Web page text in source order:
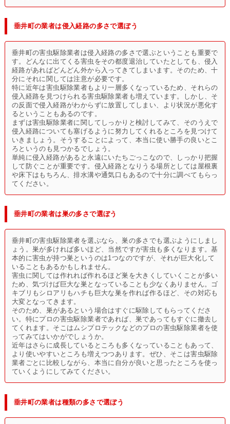
垂井町の業者は侵入経路の多さで選ぼう
垂井町の害虫駆除業者は侵入経路の多さで選ぶということも重要で
す。どんなに出てくる害虫をその都度退治していたとしても、侵入
経路があればどんどん外から入ってきてしまいます。そのため、十
分にそれに関しては注意が必要です。
特に近年は害虫駆除業者もより一層多くなっているため、それらの
侵入経路を見つけられる害虫駆除業者も増えています。しかし、そ
の反面で侵入経路がわからずに放置してしまい、より状況が悪化す
るということもあるのです。
まずは害虫駆除業者に関してしっかりと検討してみて、そのうえで
侵入経路についても塞げるように努力してくれるところを見つけて
いきましょう。そうすることによって、本当に使い勝手の良いとこ
ろというのも見つかるでしょう。
単純に侵入経路があると永遠にいたちごっこなので、しっかり把握
して防ぐことが重要です。侵入経路となりうる場所としては屋根裏
や床下はもちろん、排水溝や通気口もあるので十分に調べてもらっ
てください。
垂井町の業者は巣の多さで選ぼう
垂井町の害虫駆除業者を選ぶなら、巣の多さでも選ぶようにしまし
ょう。巣が多ければ多いほど、当然ですが害虫も多くなります。基
本的に害虫が持つ巣というのは1つなのですが、それが巨大化して
いることもあるかもしれません。
害虫に関しては作れれば作れるほど巣を大きくしていくことが多い
ため、気づけば巨大な巣となっていることも少なくありません。ゴ
キブリもシロアリもハチも巨大な巣を作れば作るほど、その対応も
大変となってきます。
そのため、巣があるという場合はすぐに駆除してもらってくださ
い。特にプロの害虫駆除業者であれば、巣であってもすぐに撤去し
てくれます。そこはムシプロテックなどのプロの害虫駆除業者を使
ってみてはいかがでしょうか。
近年はさらに成長しているところも多くなっていることもあって、
より使いやすいところも増えつつあります。ぜひ、そこは害虫駆除
業者ごとに比較しながら、本当に自分が良いと思ったところを使っ
ていくようにしてみてください。
垂井町の業者は種類の多さで選ぼう